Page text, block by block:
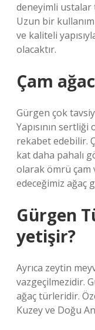
deneyimli ustalar
Uzun bir
ve kaliteli
olacaktır.
Çam
Gürgen çok
Yapısının
rekabet edebilir.
kat daha pahalı
olarak ömrü çam
edeceğimiz ağaç
Gürgen
yetişir?
Ayrıca zeytin
vazgeçilmezidir.
ağaç türleridir.
Kuzey ve Doğu